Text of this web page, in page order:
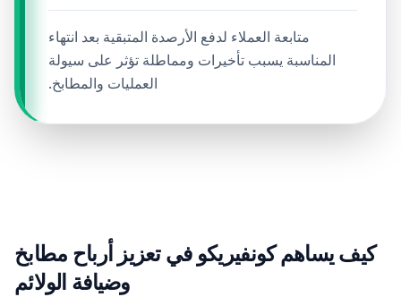
متابعة العملاء لدفع الأرصدة المتبقية بعد انتهاء
المناسبة يسبب تأخيرات ومماطلة تؤثر على سيولة
العمليات والمطابخ.
كيف يساهم كونفيريكو في تعزيز أرباح مطابخ
وضيافة الولائم